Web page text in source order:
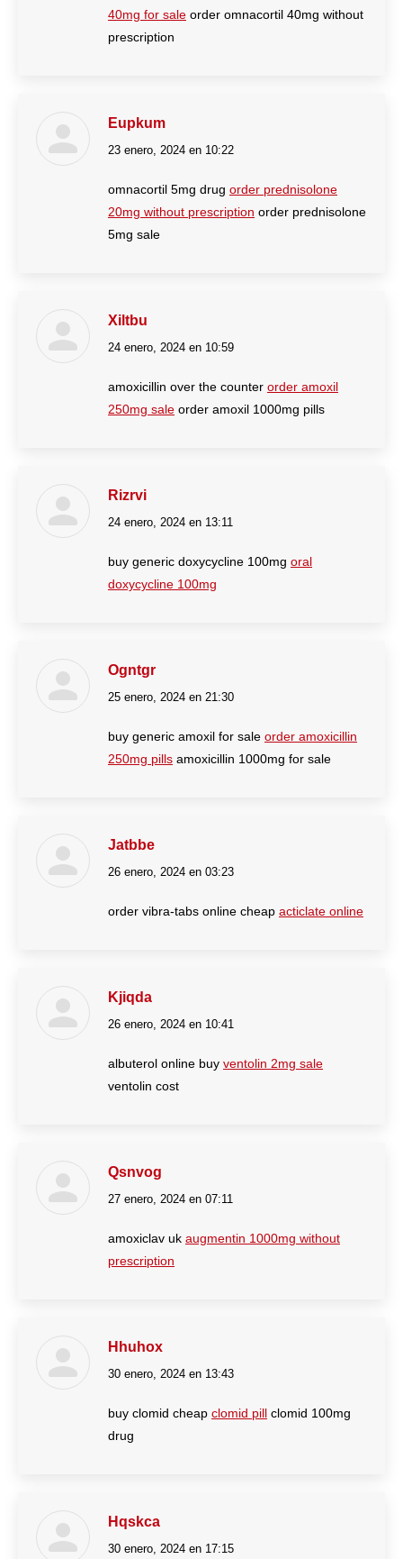
40mg for sale order omnacortil 40mg without
prescription
Eupkum
dice:
23 enero, 2024 en 10:22
omnacortil 5mg drug order prednisolone
20mg without prescription order prednisolone
5mg sale
Xiltbu
dice:
24 enero, 2024 en 10:59
amoxicillin over the counter order amoxil
250mg sale order amoxil 1000mg pills
Rizrvi
dice:
24 enero, 2024 en 13:11
buy generic doxycycline 100mg oral
doxycycline 100mg
Ogntgr
dice:
25 enero, 2024 en 21:30
buy generic amoxil for sale order amoxicillin
250mg pills amoxicillin 1000mg for sale
Jatbbe
dice:
26 enero, 2024 en 03:23
order vibra-tabs online cheap acticlate online
Kjiqda
dice:
26 enero, 2024 en 10:41
albuterol online buy ventolin 2mg sale
ventolin cost
Qsnvog
dice:
27 enero, 2024 en 07:11
amoxiclav uk augmentin 1000mg without
prescription
Hhuhox
dice:
30 enero, 2024 en 13:43
buy clomid cheap clomid pill clomid 100mg
drug
Hqskca
dice:
30 enero, 2024 en 17:15